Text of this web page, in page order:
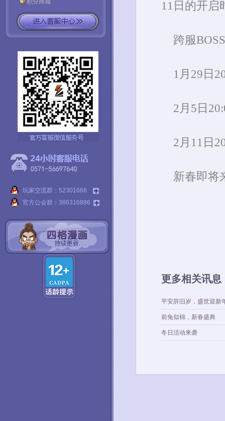
积分商城
玩家交流群：52301666
官方公会群：386316886
11日的开启
跨服
1月29日
2月5日
2月11日
新春即将
更多相关讯息
平安辞旧岁，盛世迎新
前兔似锦，新春盛典
冬日活动来袭